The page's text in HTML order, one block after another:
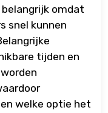
omdat
snel kunnen
tijden en
welke optie het